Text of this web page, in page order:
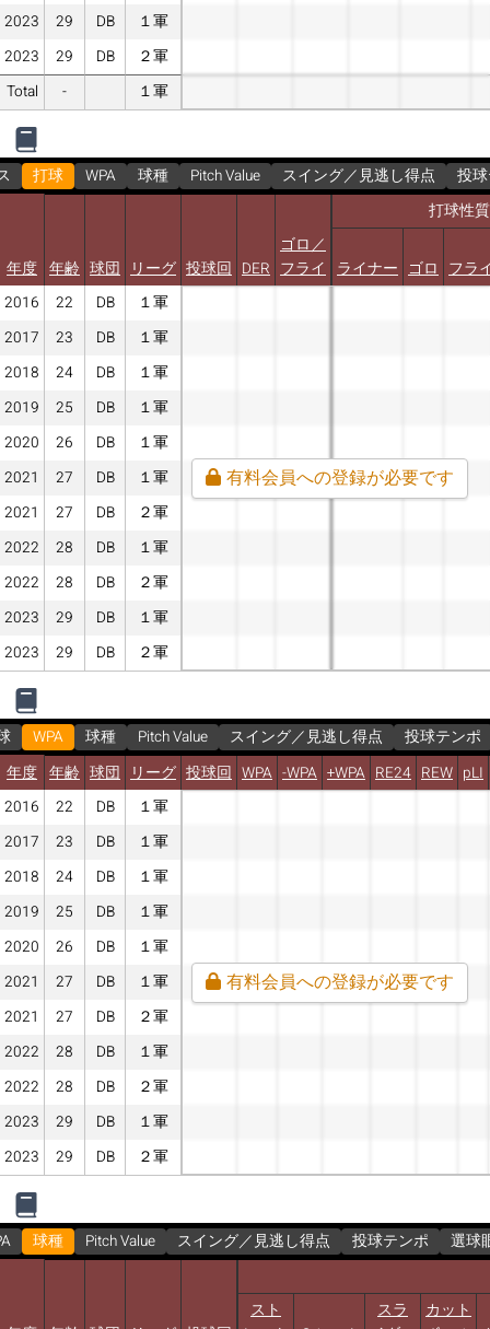
2023
29 DB
１軍
2023
29 DB
２軍
Total
- １軍
打球 WPA 球種 Pitch Value スイング／見逃し得点
投
打球性
年度 年齢 球団 リーグ 投球回 DER
ゴロ／
フライ ライナー ゴロ フラ
2016
22 DB
１軍
2017
23 DB
１軍
2018
24 DB
１軍
2019
25 DB
１軍
2020
26 DB
１軍
2021
27 DB
１軍
2021
27 DB
２軍
2022
28 DB
１軍
2022
28 DB
２軍
2023
29 DB
１軍
2023
29 DB ２軍
有料会員への登録が必要です
WPA 球種 Pitch Value スイング／見逃し得点
投球テンポ
年度 年齢 球団 リーグ 投球回 WPA -WPA +WPA RE24 REW pLI
2016
22 DB
１軍
2017
23 DB
１軍
2018
24 DB
１軍
2019
25 DB
１軍
2020
26 DB
１軍
2021
27 DB
１軍
2021
27 DB
２軍
2022
28 DB
１軍
2022
28 DB
２軍
2023
29 DB
１軍
2023
29 DB ２軍
有料会員への登録が必要です
球種 Pitch Value スイング／見逃し得点 投球テンポ 選球
スト
スラ
カット